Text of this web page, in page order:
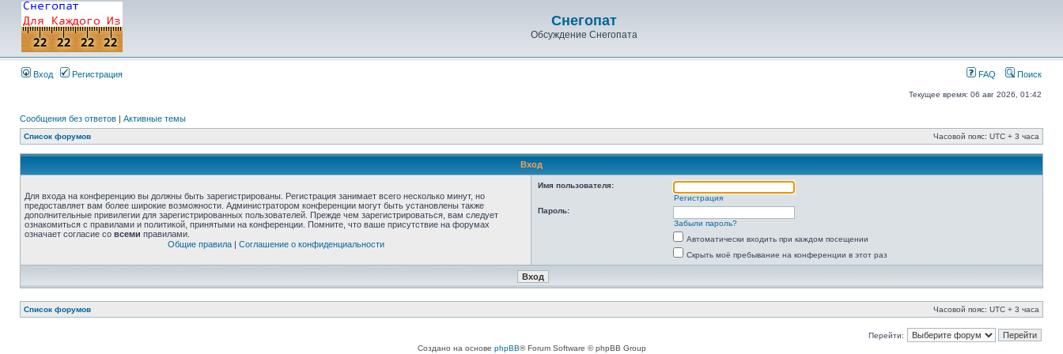
Снегопат
Обсуждение Снегопата
Вход Регистрация FAQ Поиск
Текущее время: 06 авг 2026, 01:42
Сообщения без ответов | Активные темы
Список форумов Часовой пояс: UTC + 3 часа
Вход
Для входа на конференцию вы должны быть зарегистрированы. Регистрация занимает всего несколько минут, но
предоставляет вам более широкие возможности. Администратором конференции могут быть установлены также
дополнительные привилегии для зарегистрированных пользователей. Прежде чем зарегистрироваться, вам следует
ознакомиться с правилами и политикой, принятыми на конференции. Помните, что ваше присутствие на форумах
означает согласие со всеми правилами.
Общие правила| Соглашение о конфиденциальности
Имя пользователя:
Регистрация
Пароль:
Забыли пароль?
Автоматически входить при каждом посещении
Скрыть моё пребывание на конференции в этот раз
Список форумов Часовой пояс: UTC + 3 часа
Перейти:
Создано на основе phpBB® Forum Software © phpBB Group